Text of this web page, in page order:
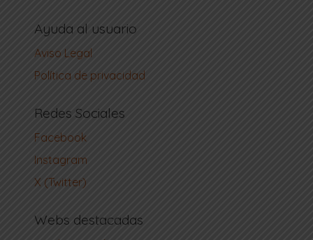
Ayuda al usuario
Aviso Legal
Política de privacidad
Redes Sociales
Facebook
Instagram
X (Twitter)
Webs destacadas